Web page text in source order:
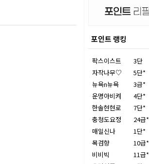
포인트 랭킹
팍스이스트 3단
자작나무♡
5단*
뉴욕n뉴욕
3급*
운명아비켜
4단*
한솔현현로
7단*
충청도요정
24급*
매일신나
1단*
목검향
10급*
비비빅
11급*